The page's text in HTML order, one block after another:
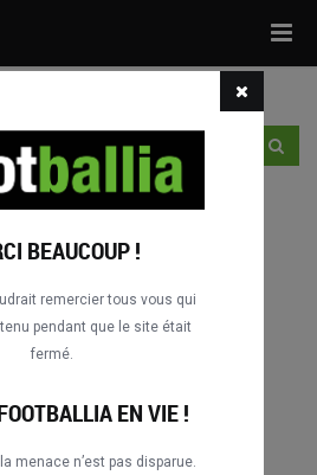
BEAUCOUP !
remercier tous vous qui
pendant que le site était
fermé.
EN VIE !
menace n’est pas disparue.